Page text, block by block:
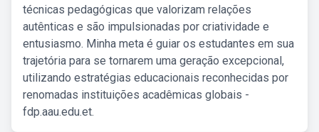
técnicas pedagógicas que valorizam relações
autênticas e são impulsionadas por criatividade e
entusiasmo. Minha meta é guiar os estudantes em sua
trajetória para se tornarem uma geração excepcional,
utilizando estratégias educacionais reconhecidas por
renomadas instituições acadêmicas globais -
fdp.aau.edu.et.